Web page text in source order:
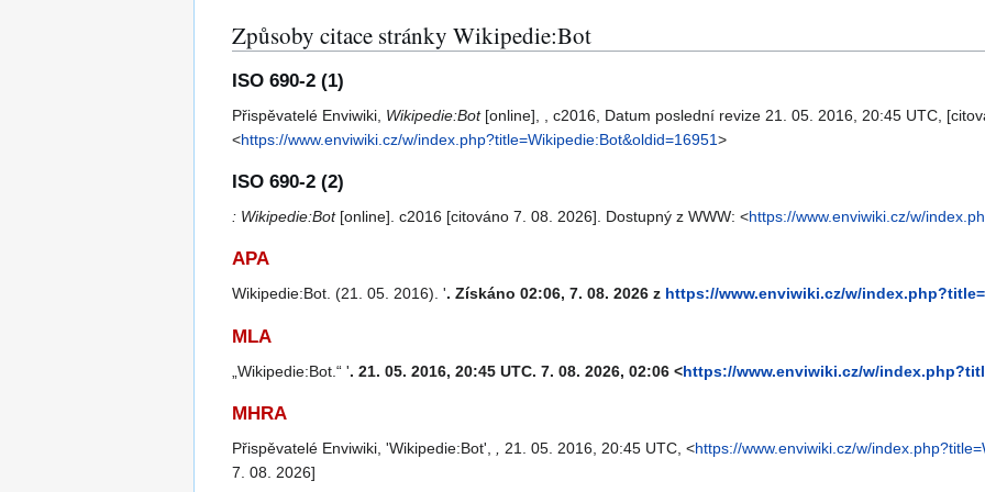
Způsoby citace stránky Wikipedie:Bot
ISO 690-2 (1)
Přispěvatelé Enviwiki, Wikipedie:Bot[online], , c2016, Datum poslední revize 21. 05. 2016, 20:45 UTC,
<https://www.enviwiki.cz/w/index.php?title=Wikipedie:Bot&oldid=16951>
ISO 690-2 (2)
: Wikipedie:Bot[online]. c2016 [citováno 7. 08. 2026]. Dostupný z WWW: <https://www.enviwiki.cz/w/
APA
Wikipedie:Bot. (21. 05. 2016). '. Získáno 02:06, 7. 08. 2026 z https://www.enviwiki.cz/w/
MLA
„Wikipedie:Bot.“ '. 21. 05. 2016, 20:45 UTC. 7. 08. 2026, 02:06 <https://www.enviwiki.cz/w/
MHRA
Přispěvatelé Enviwiki, 'Wikipedie:Bot', 21. 05. 2016, 20:45 UTC, <https://www.enviwiki.cz/w/
7. 08. 2026]